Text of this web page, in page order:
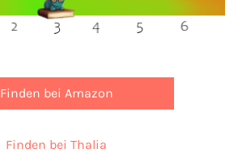
Finden bei Amazon
Finden bei Thalia